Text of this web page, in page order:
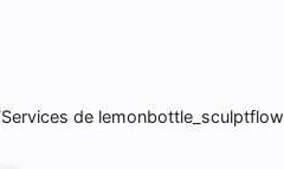
Services de lemonbottle_sculptflow